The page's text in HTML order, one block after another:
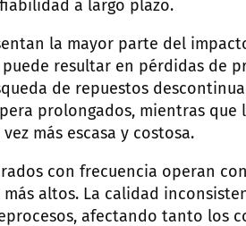
a largo plazo.
la mayor parte del
resultar en pérdidas de
de repuestos
prolongados, mientras
más escasa y costosa.
con frecuencia operan
altos. La calidad
afectando tanto los